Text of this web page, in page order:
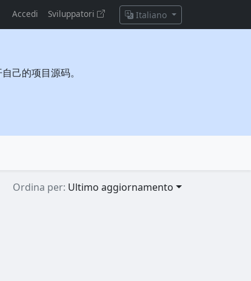
Accedi Sviluppatori Italiano
己的项目源码。
Ordina per: Ultimo aggiornamento